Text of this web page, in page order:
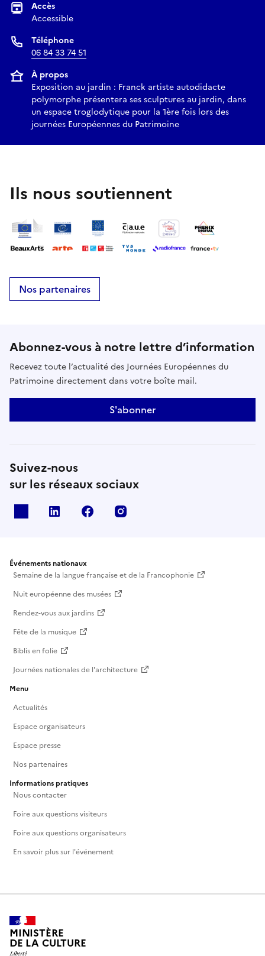
Accès
Accessible
Téléphone
06 84 33 74 51
À propos
Exposition au jardin : Franck artiste autodidacte
polymorphe présentera ses sculptures au jardin, dans
un espace troglodytique pour la 1ère fois lors des
journées Européennes du Patrimoine
Ils nous soutiennent
Nos partenaires
Abonnez-vous à notre lettre d’information
Recevez toute l’actualité des Journées Européennes du
Patrimoine directement dans votre boîte mail.
S'abonner
Suivez-nous
sur les réseaux sociaux
Linkedin Facebook
Événements nationaux
Semaine de la langue française et de la Francophonie
Nuit européenne des musées
Rendez-vous aux jardins
Fête de la musique
Biblis en folie
Journées nationales de l'architecture
Menu
Actualités
Espace organisateurs
Espace presse
Nos partenaires
Informations pratiques
Nous contacter
Foire aux questions visiteurs
Foire aux questions organisateurs
En savoir plus sur l'événement
MINISTÈRE
DE LA CULTURE